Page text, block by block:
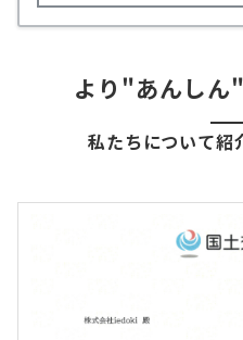
より"あんしん
私たちについて紹